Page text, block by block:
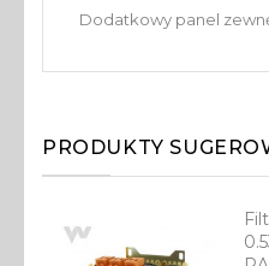
Dodatkowy panel
PRODUKTY